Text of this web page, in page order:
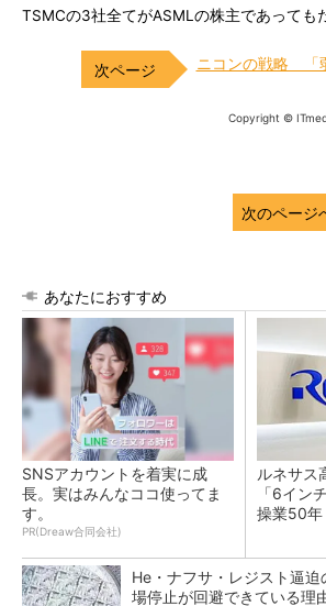
TSMCの3社全てがASMLの株主であっても
ニコンの戦略 「
Copyright ©
次のページ
あなたにおすすめ
SNSアカウントを着実に成
長。実はみんなココ使ってま
す。
PR(Dreaw合同会社)
ルネサス
「6イン
操業50年
He・ナフサ・レジスト逼
場停止が回避できている理